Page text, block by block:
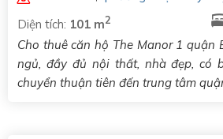
Diện tích: 101 m2
Cho thuê căn hộ The Manor 1 quận
ngủ, đầy đủ nội thất, nhà đẹp, có
chuyển thuận tiên đến trung tâm